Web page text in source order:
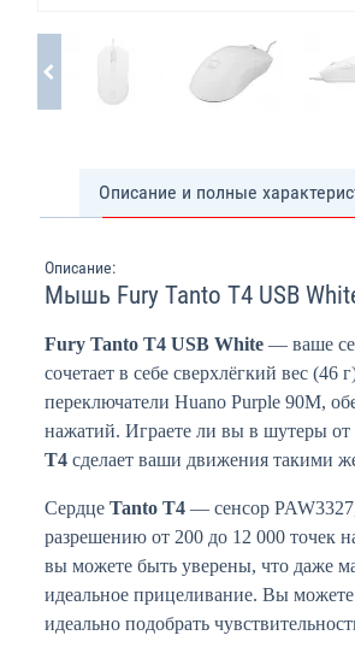
Описание и полные
Описание:
Мышь Fury Tanto T4 USB
Fury Tanto T4 USB White — ваше
сочетает в себе сверхлёгкий вес
переключатели Huano Purple 90M,
нажатий. Играете ли вы в шутеры
T4 сделает ваши движения такими
Сердце Tanto T4 — сенсор
разрешению от 200 до 12 000 точек
вы можете быть уверены, что даже
идеальное прицеливание. Вы
идеально подобрать